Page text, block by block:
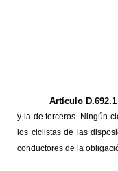
Artículo D.692.1
y la de terceros. Ningún
los ciclistas de las
conductores de la